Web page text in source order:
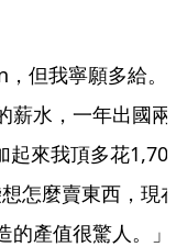
，但我寧願多給。
薪水，一年出國兩
起來我頂多花
怎麼賣東西，現
產值很驚人。」